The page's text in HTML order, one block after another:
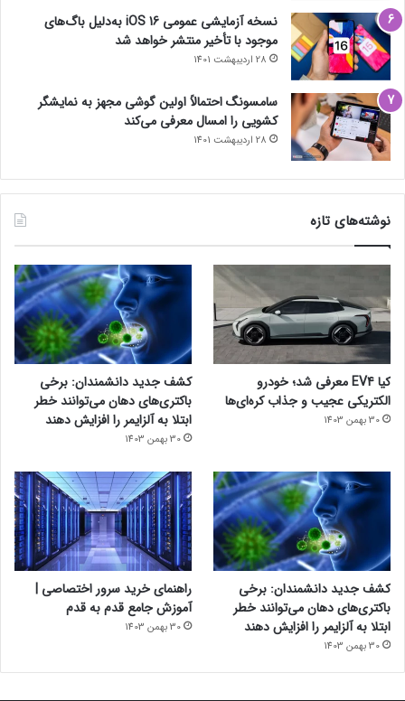
نسخه آزمایشی عمومی iOS 16 به‌دلیل باگ‌های
موجود با تأخیر منتشر خواهد شد
28 اردیبهشت 1401
سامسونگ احتمالاً اولین گوشی مجهز به نمایشگر
کشویی را امسال معرفی می‌کند
28 اردیبهشت 1401
نوشته‌های تازه
کیا EV4 معرفی شد؛ خودرو
الکتریکی عجیب و جذاب کره‌ای‌ها
30 بهمن 1403
کشف جدید دانشمندان: برخی
باکتری‌های دهان می‌توانند خطر
ابتلا به آلزایمر را افزایش دهند
30 بهمن 1403
کشف جدید دانشمندان: برخی
باکتری‌های دهان می‌توانند خطر
ابتلا به آلزایمر را افزایش دهند
30 بهمن 1403
راهنمای خرید سرور اختصاصی |
آموزش جامع قدم به قدم
30 بهمن 1403